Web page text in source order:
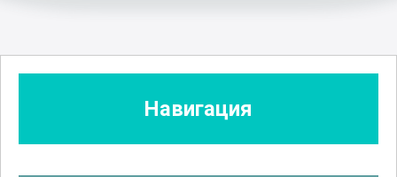
Навигация